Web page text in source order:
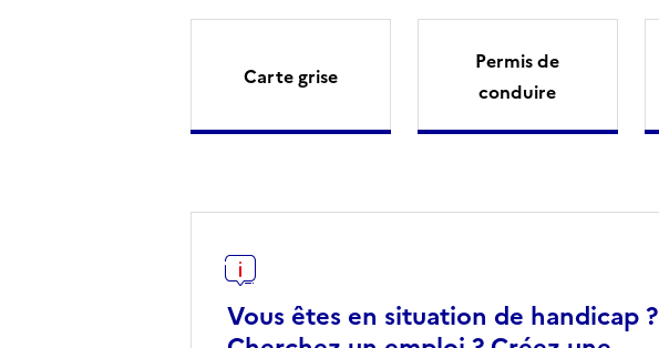
Carte grise
Permis de
conduire
Vous êtes en situation de handicap ?